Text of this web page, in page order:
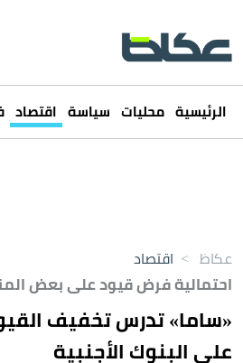
الرئيسية محليات سياسة اقتصاد
عكاظ > اقتصاد
احتمالية فرض قيود على بعض
«ساما» تدرس تخفيف
على البنوك الأجنبية